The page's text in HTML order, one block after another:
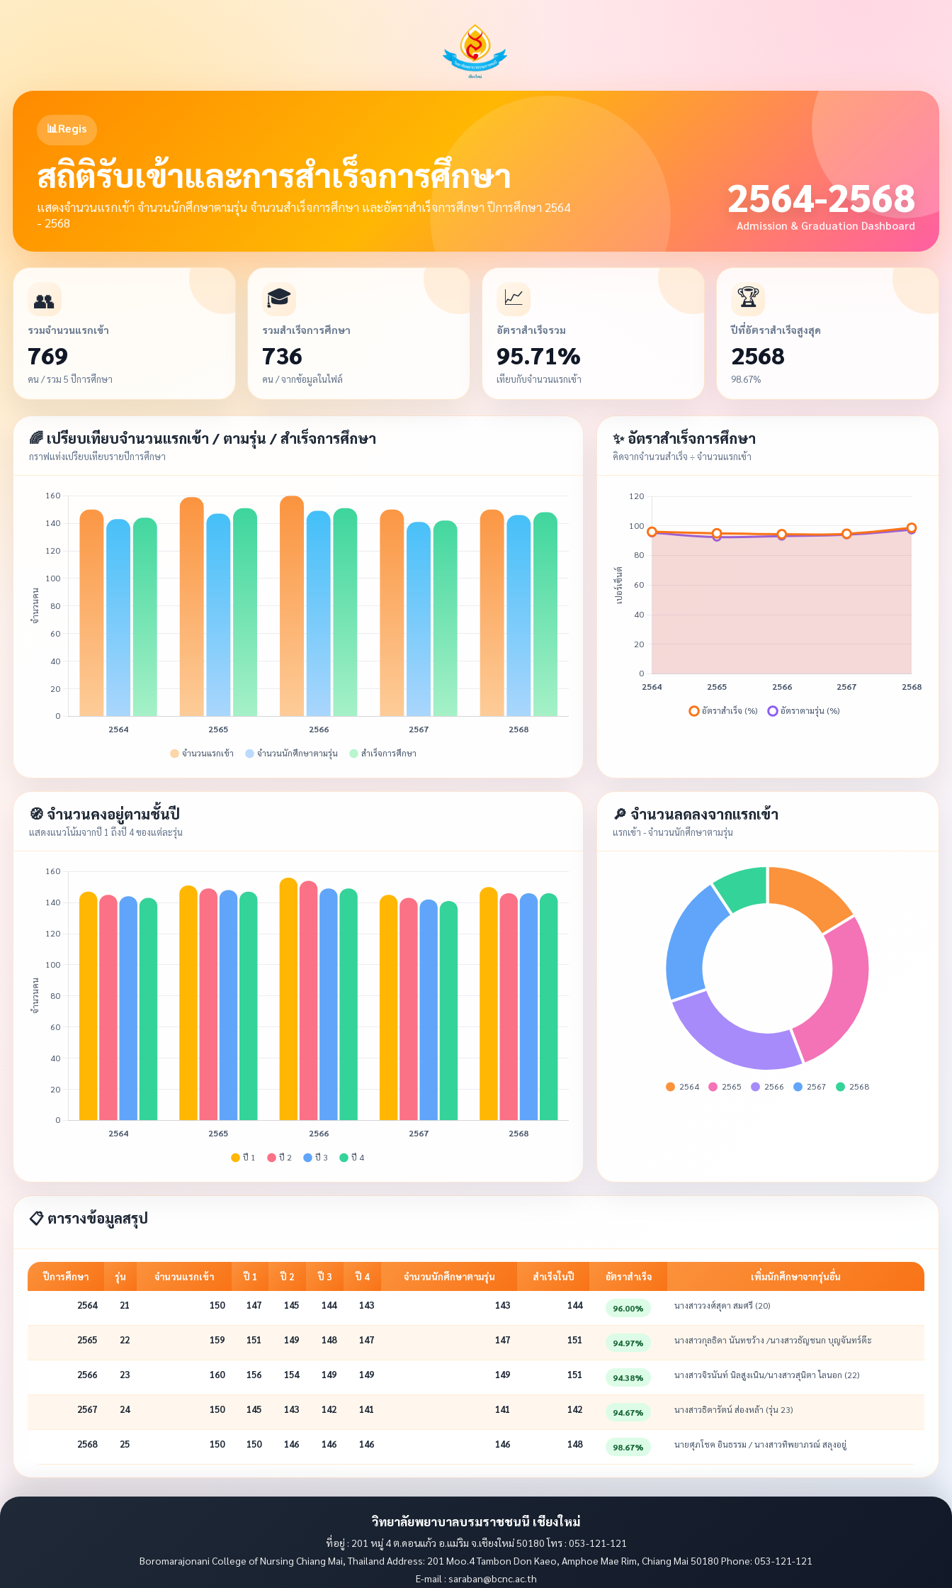
📊Regis
สถิติรับเข้าและการสำเร็จการศึกษา
แสดงจำนวนแรกเข้า จำนวนนักศึกษาตามรุ่น จำนวนสำเร็จการศึกษา และอัตราสำเร็จการศึกษา ปีการศึกษา 2564
- 2568
2564-2568
Admission & Graduation Dashboard
👥
รวมจำนวนแรกเข้า
769
คน / รวม 5 ปีการศึกษา
🎓
รวมสำเร็จการศึกษา
736
คน / จากข้อมูลในไฟล์
📈
อัตราสำเร็จรวม
95.71%
เทียบกับจำนวนแรกเข้า
🏆
ปีที่อัตราสำเร็จสูงสุด
2568
98.67%
🌈 เปรียบเทียบจำนวนแรกเข้า / ตามรุ่น / สำเร็จการศึกษา
กราฟแท่งเปรียบเทียบรายปีการศึกษา
✨ อัตราสำเร็จการศึกษา
คิดจากจำนวนสำเร็จ ÷ จำนวนแรกเข้า
🧭 จำนวนคงอยู่ตามชั้นปี
แสดงแนวโน้มจากปี 1 ถึงปี 4 ของแต่ละรุ่น
🔎 จำนวนลดลงจากแรกเข้า
แรกเข้า - จำนวนนักศึกษาตามรุ่น
📋 ตารางข้อมูลสรุป
ปีการศึกษา รุ่น จำนวนแรกเข้า ปี 1 ปี 2 ปี 3 ปี 4 จำนวนนักศึกษาตามรุ่น สำเร็จในปี อัตราสำเร็จ เพิ่มนักศึกษาจากรุ่นอื่น
2564 21 150 147 145 144 143 143 144 96.00% นางสาววงศ์สุดา สมศรี (20)
2565 22 159 151 149 148 147 147 151 94.97% นางสาวกุลธิดา นันทขว้าง /นางสาวธัญชนก บุญจันทร์ต๊ะ
2566 23 160 156 154 149 149 149 151 94.38% นางสาวจิรนันท์ นิลสูงเนิน/นางสาวสุนิตา ไลนอก (22)
2567 24 150 145 143 142 141 141 142 94.67% นางสาวธิดารัตน์ ส่องหล้า (รุ่น 23)
2568 25 150 150 146 146 146 146 148 98.67% นายศุภโชค อินธรรม / นางสาวทิพยาภรณ์ สลุงอยู่
วิทยาลัยพยาบาลบรมราชชนนี เชียงใหม่
ที่อยู่ : 201 หมู่ 4 ต.ดอนแก้ว อ.แม่ริม จ.เชียงใหม่ 50180 โทร : 053-121-121
Boromarajonani College of Nursing Chiang Mai, Thailand Address: 201 Moo.4 Tambon Don Kaeo, Amphoe Mae Rim, Chiang Mai 50180 Phone: 053-121-121
E-mail : saraban@bcnc.ac.th